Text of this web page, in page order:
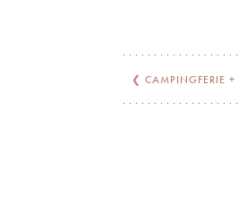
❮ CAMPINGFERIE